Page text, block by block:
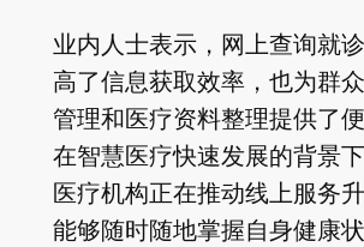
业内人士表示，网上查询就
高了信息获取效率，也为群
管理和医疗资料整理提供了
在智慧医疗快速发展的背景
医疗机构正在推动线上服务
能够随时随地掌握自身健康状